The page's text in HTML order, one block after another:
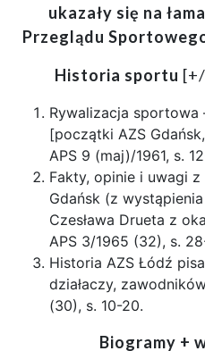
ukazały się na
Przeglądu
Historia sportu
Rywalizacja sportowa
[początki AZS
APS 9 (maj)/1961, s.
Fakty, opinie i uwagi
Gdańsk (z
Czesława Drueta z
APS 3/1965 (32), s.
Historia AZS Łódź
działaczy,
(30), s. 10-20.
Biogramy +